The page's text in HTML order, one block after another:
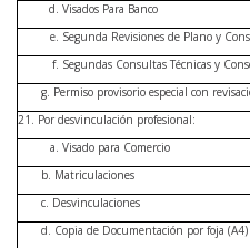
Visados Para Banco
Segunda Revisiones de Plano y
Segundas Consultas Técnicas y
g. Permiso provisorio especial con
21. Por desvinculación profesional:
Visado para Comercio
b. Matriculaciones
c. Desvinculaciones
d. Copia de Documentación por foja (A4)